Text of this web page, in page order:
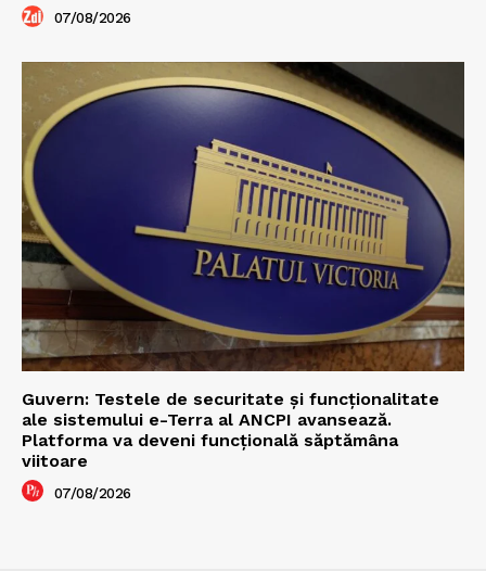
07/08/2026
Guvern: Testele de securitate și funcționalitate
ale sistemului e-Terra al ANCPI avansează.
Platforma va deveni funcțională săptămâna
viitoare
07/08/2026